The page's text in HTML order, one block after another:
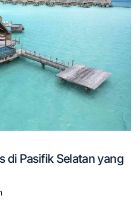
di Pasifik Selatan yang